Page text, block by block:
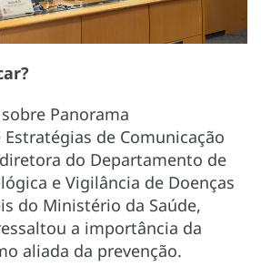
Panorama
de Comunicação
do Departamento de
e Vigilância de Doenças
do Ministério da Saúde,
a importância da
aliada da prevenção.